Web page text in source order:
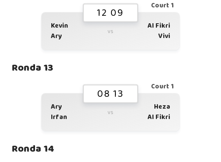
Court 1
12 09
Kevin
Ary
vs
Al Fikri
Vivi
Ronda 13
Court 1
08 13
Ary
Irfan
vs
Heza
Al Fikri
Ronda 14